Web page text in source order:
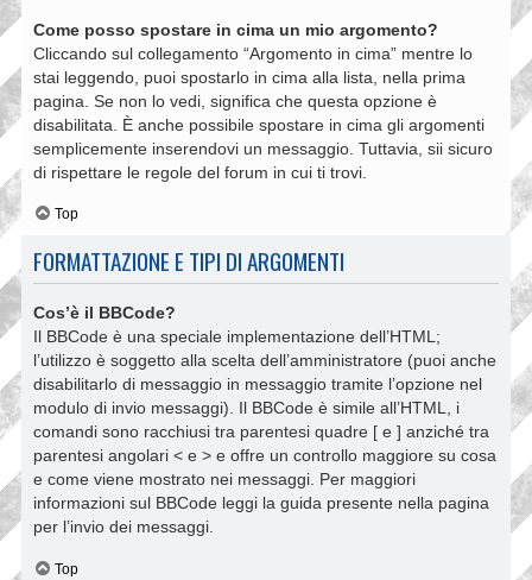
Come posso spostare in cima un mio argomento?
Cliccando sul collegamento “Argomento in cima” mentre lo
stai leggendo, puoi spostarlo in cima alla lista, nella prima
pagina. Se non lo vedi, significa che questa opzione è
disabilitata. È anche possibile spostare in cima gli argomenti
semplicemente inserendovi un messaggio. Tuttavia, sii sicuro
di rispettare le regole del forum in cui ti trovi.
Top
FORMATTAZIONE E TIPI DI ARGOMENTI
Cos’è il BBCode?
Il BBCode è una speciale implementazione dell’HTML;
l’utilizzo è soggetto alla scelta dell’amministratore (puoi anche
disabilitarlo di messaggio in messaggio tramite l’opzione nel
modulo di invio messaggi). Il BBCode è simile all’HTML, i
comandi sono racchiusi tra parentesi quadre [ e ] anziché tra
parentesi angolari < e > e offre un controllo maggiore su cosa
e come viene mostrato nei messaggi. Per maggiori
informazioni sul BBCode leggi la guida presente nella pagina
per l’invio dei messaggi.
Top